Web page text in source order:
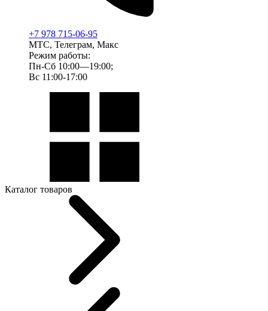
+7 978 715-06-95
МТС, Телеграм, Макс
Режим работы:
Пн-Сб 10:00—19:00;
Вс 11:00-17:00
Каталог товаров